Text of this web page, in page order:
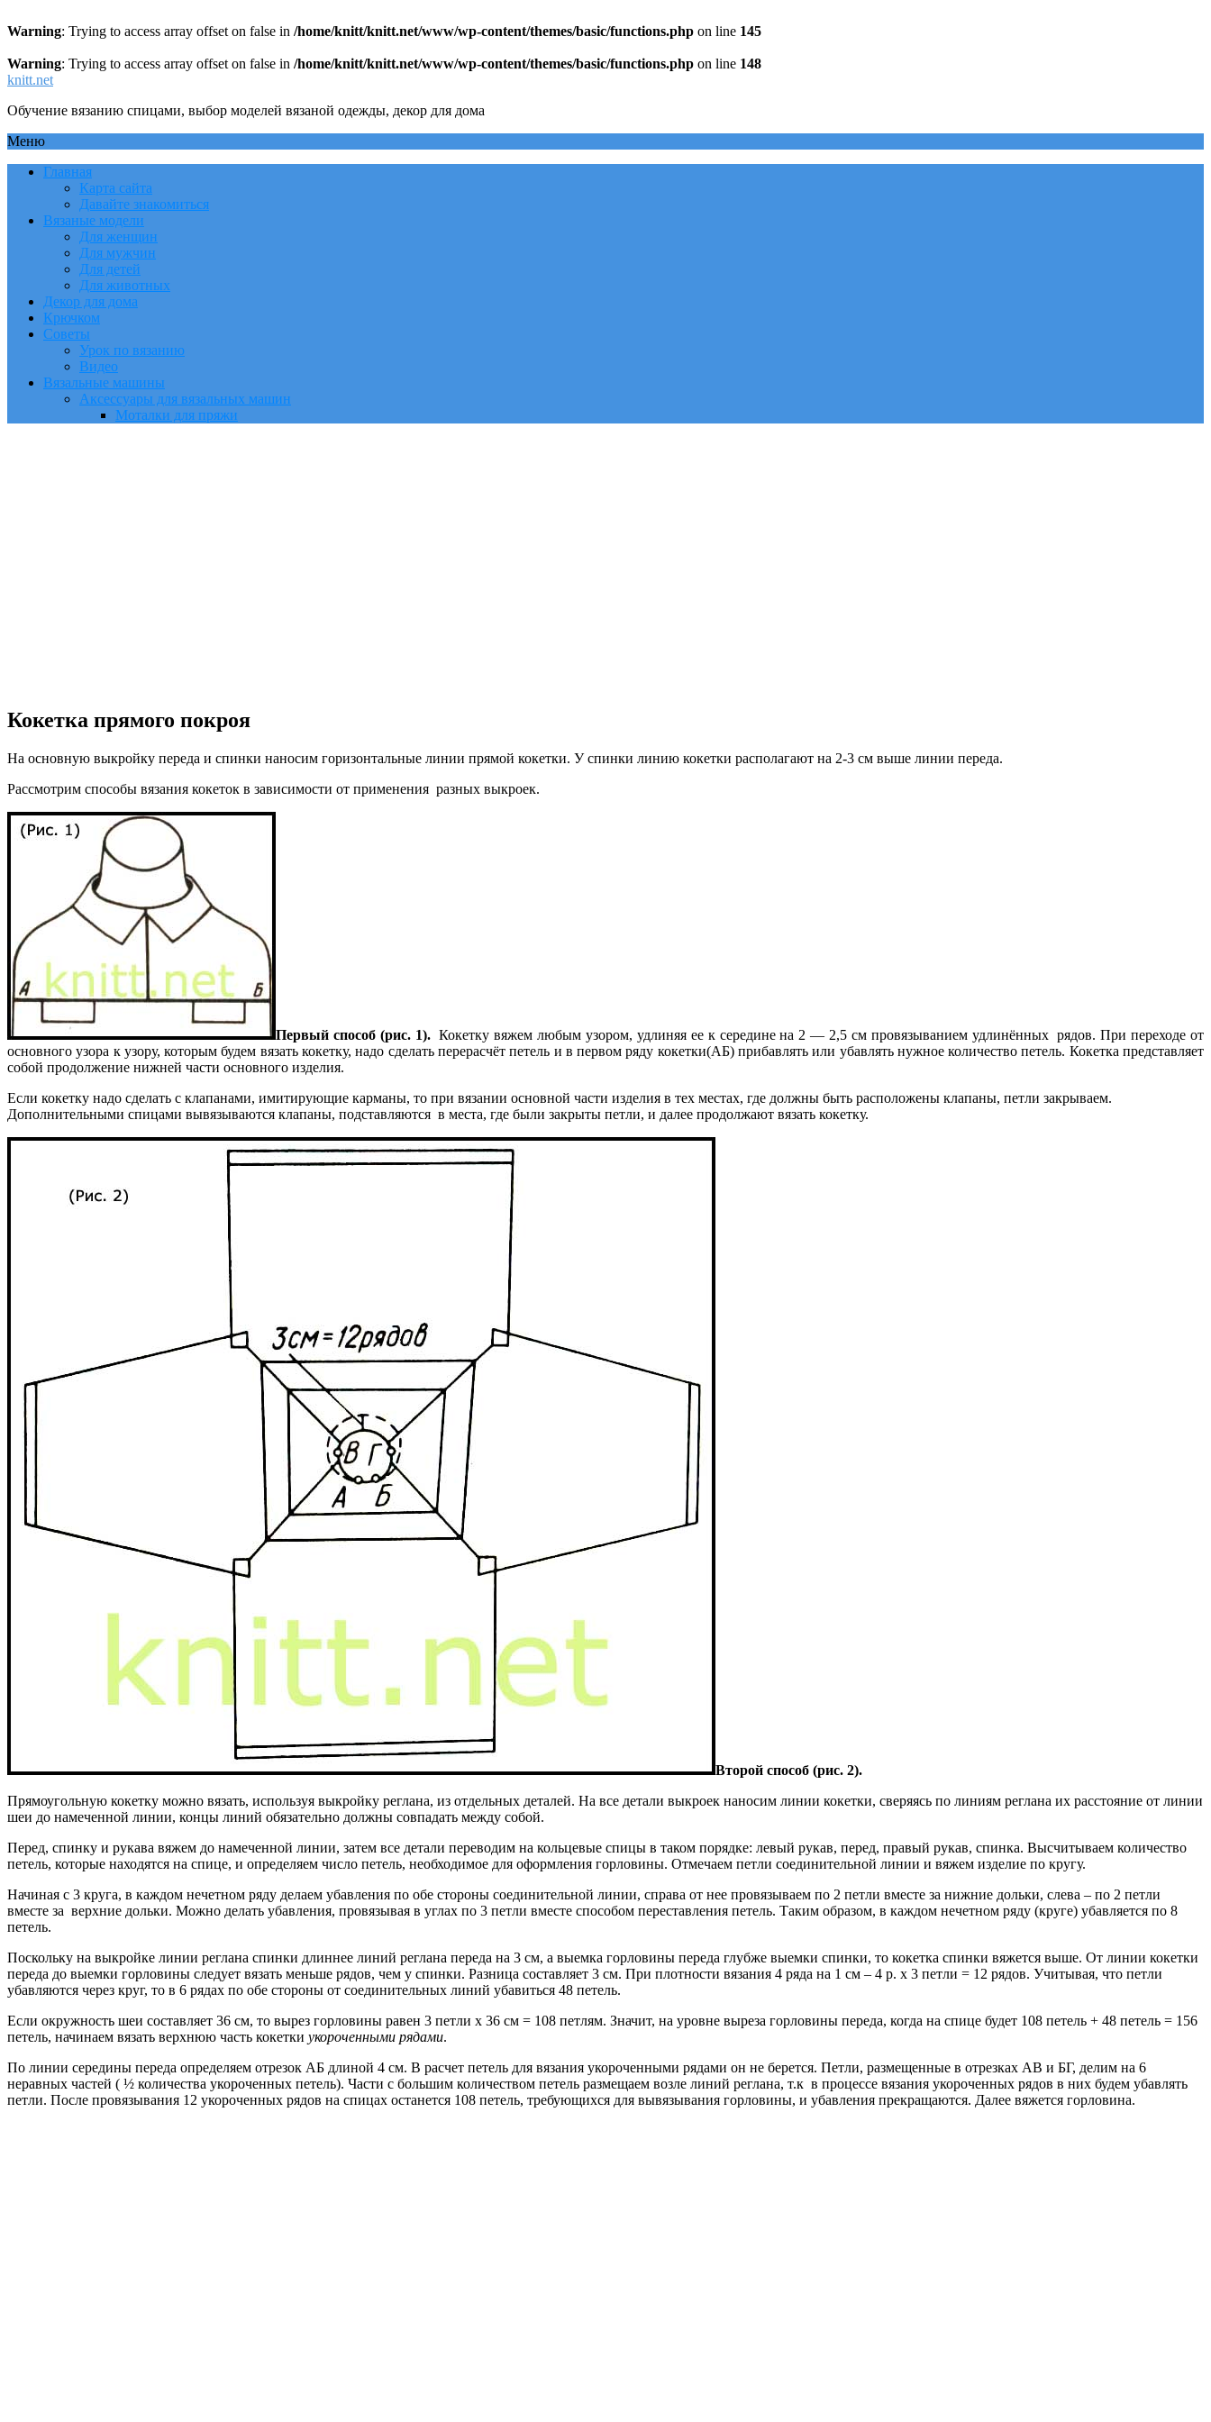
Warning: Trying to access array offset on false in /home/knitt/knitt.net/www/wp-content/themes/basic/functions.php on line 145
Warning: Trying to access array offset on false in /home/knitt/knitt.net/www/wp-content/themes/basic/functions.php on line 148
knitt.net
Обучение вязанию спицами, выбор моделей вязаной одежды, декор для дома
Меню
Главная
Карта сайта
Давайте знакомиться
Вязаные модели
Для женщин
Для мужчин
Для детей
Для животных
Декор для дома
Крючком
Советы
Урок по вязанию
Видео
Вязальные машины
Аксессуары для вязальных машин
Моталки для пряжи
Кокетка прямого покроя
На основную выкройку переда и спинки наносим горизонтальные линии прямой кокетки. У спинки линию кокетки располагают на 2-3 см выше линии переда.
Рассмотрим способы вязания кокеток в зависимости от применения разных выкроек.
Первый способ (рис. 1).Кокетку вяжем любым узором, удлиняя ее к середине на 2 — 2,5 см провязыванием удлинённых рядов. При переходе от
основного узора к узору, которым будем вязать кокетку, надо сделать перерасчёт петель и в первом ряду кокетки(АБ) прибавлять или убавлять нужное количество петель. Кокетка представляет
собой продолжение нижней части основного изделия.
Если кокетку надо сделать с клапанами, имитирующие карманы, то при вязании основной части изделия в тех местах, где должны быть расположены клапаны, петли закрываем.
Дополнительными спицами вывязываются клапаны, подставляются в места, где были закрыты петли, и далее продолжают вязать кокетку.
Второй способ (рис. 2).
Прямоугольную кокетку можно вязать, используя выкройку реглана, из отдельных деталей. На все детали выкроек наносим линии кокетки, сверяясь по линиям реглана их расстояние от линии
шеи до намеченной линии, концы линий обязательно должны совпадать между собой.
Перед, спинку и рукава вяжем до намеченной линии, затем все детали переводим на кольцевые спицы в таком порядке: левый рукав, перед, правый рукав, спинка. Высчитываем количество
петель, которые находятся на спице, и определяем число петель, необходимое для оформления горловины. Отмечаем петли соединительной линии и вяжем изделие по кругу.
Начиная с 3 круга, в каждом нечетном ряду делаем убавления по обе стороны соединительной линии, справа от нее провязываем по 2 петли вместе за нижние дольки, слева – по 2 петли
вместе за верхние дольки. Можно делать убавления, провязывая в углах по 3 петли вместе способом переставления петель. Таким образом, в каждом нечетном ряду (круге) убавляется по 8
петель.
Поскольку на выкройке линии реглана спинки длиннее линий реглана переда на 3 см, а выемка горловины переда глубже выемки спинки, то кокетка спинки вяжется выше. От линии кокетки
переда до выемки горловины следует вязать меньше рядов, чем у спинки. Разница составляет 3 см. При плотности вязания 4 ряда на 1 см – 4 р. х 3 петли = 12 рядов. Учитывая, что петли
убавляются через круг, то в 6 рядах по обе стороны от соединительных линий убавиться 48 петель.
Если окружность шеи составляет 36 см, то вырез горловины равен 3 петли х 36 см = 108 петлям. Значит, на уровне выреза горловины переда, когда на спице будет 108 петель + 48 петель = 156
петель, начинаем вязать верхнюю часть кокетки укороченными рядами.
По линии середины переда определяем отрезок АБ длиной 4 см. В расчет петель для вязания укороченными рядами он не берется. Петли, размещенные в отрезках АВ и БГ, делим на 6
неравных частей ( ½ количества укороченных петель). Части с большим количеством петель размещаем возле линий реглана, т.к в процессе вязания укороченных рядов в них будем убавлять
петли. После провязывания 12 укороченных рядов на спицах останется 108 петель, требующихся для вывязывания горловины, и убавления прекращаются. Далее вяжется горловина.